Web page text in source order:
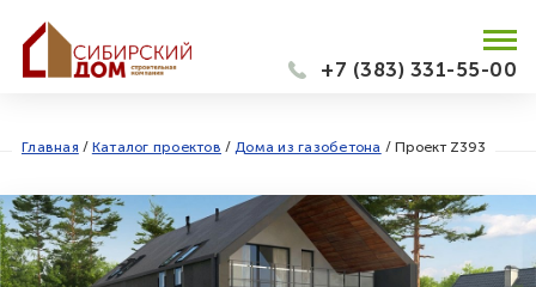
+7 (383) 331-55-00
Главная / Каталог проектов / Дома из газобетона / Проект Z393